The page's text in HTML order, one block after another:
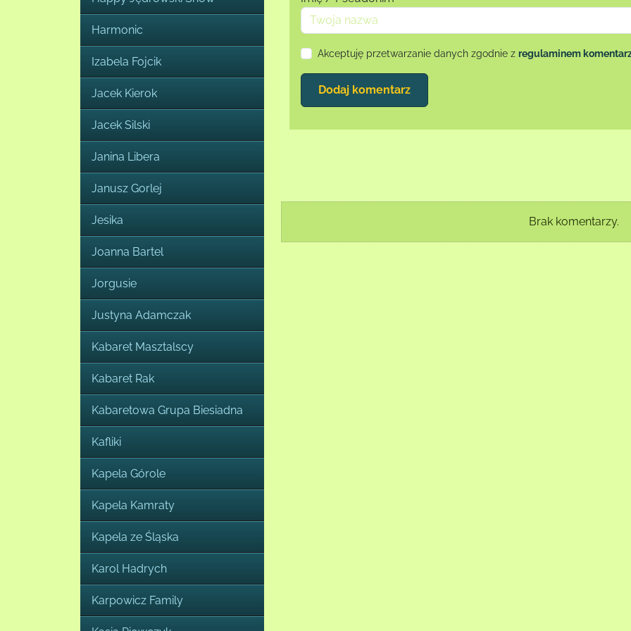
Harmonic
Izabela Fojcik
Jacek Kierok
Jacek Silski
Janina Libera
Janusz Gorlej
Jesika
Joanna Bartel
Jorgusie
Justyna Adamczak
Kabaret Masztalscy
Kabaret Rak
Kabaretowa Grupa Biesiadna
Kafliki
Kapela Górole
Kapela Kamraty
Kapela ze Śląska
Karol Hadrych
Karpowicz Family
Akceptuję przetwarzanie danych zgodnie z regulaminem
Dodaj komentarz
Brak komentarzy.